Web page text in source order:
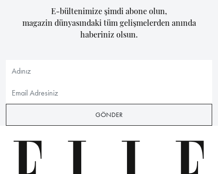
E-bültenimize şimdi abone olun,
magazin dünyasındaki tüm gelişmelerden anında
haberiniz olsun.
GÖNDER